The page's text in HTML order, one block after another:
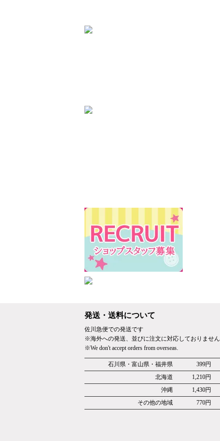
発送・送料について
佐川急便での発送です
※海外への発送、並びに注文に対応しておりません
※We don't accept orders from overseas.
石川県・富山県・福井県
399円
北海道
1,210円
沖縄
1,430円
その他の地域
770円